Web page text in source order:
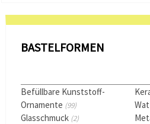
BASTELFORMEN
Befüllbare Kunststoff-
Ornamente (99)
Glasschmuck (2)